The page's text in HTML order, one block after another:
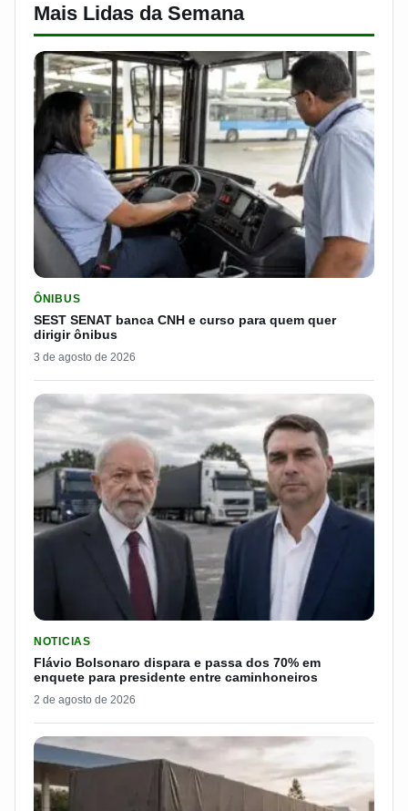
Mais Lidas da Semana
ÔNIBUS
SEST SENAT banca CNH e curso para quem quer
dirigir ônibus
3 de agosto de 2026
NOTICIAS
Flávio Bolsonaro dispara e passa dos 70% em
enquete para presidente entre caminhoneiros
2 de agosto de 2026